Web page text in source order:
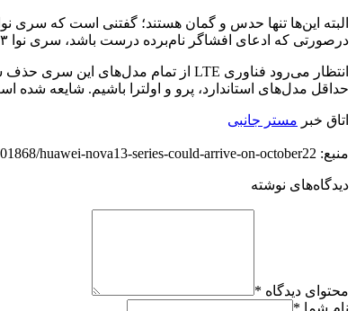
درصورتی که ادعای افشاگر نام‌برده درست باشد، سری نوا ۱۳ هواوی دو ماه زودتر از نسل قبلی خود عرضه خواهد شد.
حداقل مدل‌های استاندارد، پرو و اولترا باشیم. شایعه شده است که مدل استاندارد گوشی نوا ۱۳ به سنسور پشتی
اتاق خبر مستر جانبی
منبع: https://techfars.com/301868/huawei-nova13-series-could-arrive-on-october22/
دیدگاه‌های نوشته
محتوای دیدگاه *